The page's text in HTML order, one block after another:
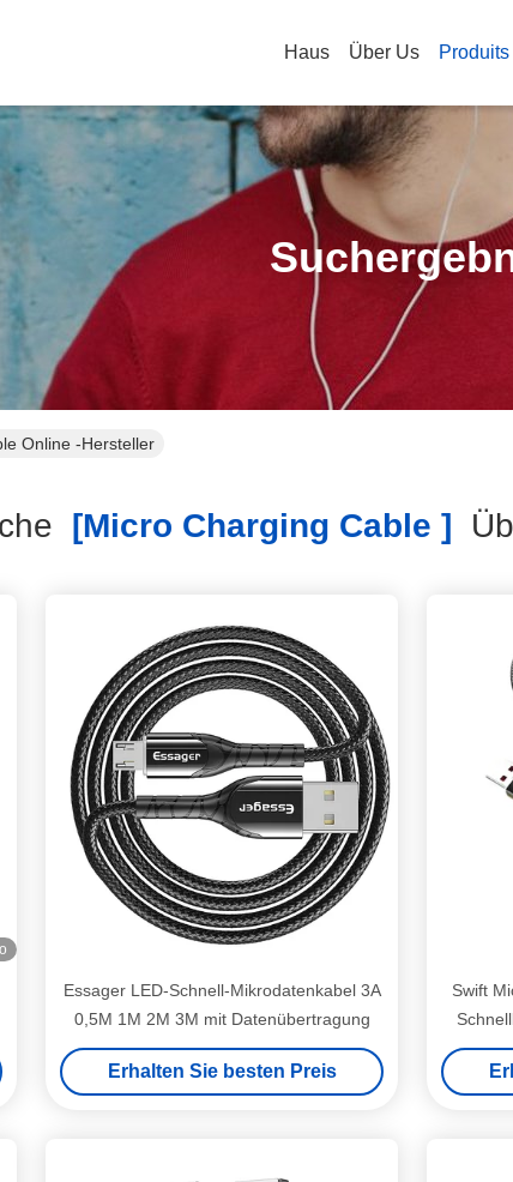
Haus Über Us Produits
Online -Hersteller
[micro Charging Cable ]
Essager LED-Schnell-Mikrodatenkabel 3A
0,5M 1M 2M 3M mit Datenübertragung
Erhalten Sie besten Preis
Swift